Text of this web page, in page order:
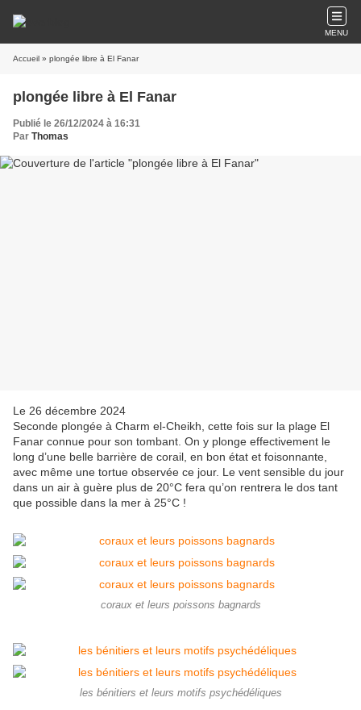
MENU
Accueil » plongée libre à El Fanar
plongée libre à El Fanar
Publié le 26/12/2024 à 16:31
Par Thomas
Le 26 décembre 2024
Seconde plongée à Charm el-Cheikh, cette fois sur la plage El
Fanar connue pour son tombant. On y plonge effectivement le
long d’une belle barrière de corail, en bon état et foisonnante,
avec même une tortue observée ce jour. Le vent sensible du jour
dans un air à guère plus de 20°C fera qu’on rentrera le dos tant
que possible dans la mer à 25°C !
coraux et leurs poissons bagnards
les bénitiers et leurs motifs psychédéliques